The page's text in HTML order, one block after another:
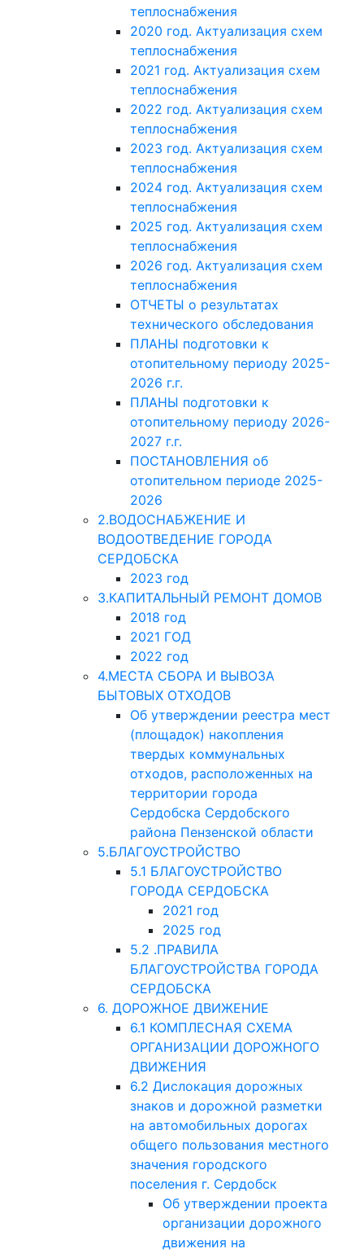
теплоснабжения
2020 год. Актуализация схем
теплоснабжения
2021 год. Актуализация схем
теплоснабжения
2022 год. Актуализация схем
теплоснабжения
2023 год. Актуализация схем
теплоснабжения
2024 год. Актуализация схем
теплоснабжения
2025 год. Актуализация схем
теплоснабжения
2026 год. Актуализация схем
теплоснабжения
ОТЧЕТЫ о результатах
технического обследования
ПЛАНЫ подготовки к
отопительному периоду 2025-
2026 г.г.
ПЛАНЫ подготовки к
отопительному периоду 2026-
2027 г.г.
ПОСТАНОВЛЕНИЯ об
отопительном периоде 2025-
2026
2.ВОДОСНАБЖЕНИЕ И
ВОДООТВЕДЕНИЕ ГОРОДА
СЕРДОБСКА
2023 год
3.КАПИТАЛЬНЫЙ РЕМОНТ ДОМОВ
2018 год
2021 ГОД
2022 год
4.МЕСТА СБОРА И ВЫВОЗА
БЫТОВЫХ ОТХОДОВ
Об утверждении реестра мест
(площадок) накопления
твердых коммунальных
отходов, расположенных на
территории города
Сердобска Сердобского
района Пензенской области
5.БЛАГОУСТРОЙСТВО
5.1 БЛАГОУСТРОЙСТВО
ГОРОДА СЕРДОБСКА
2021 год
2025 год
5.2 .ПРАВИЛА
БЛАГОУСТРОЙСТВА ГОРОДА
СЕРДОБСКА
6. ДОРОЖНОЕ ДВИЖЕНИЕ
6.1 КОМПЛЕСНАЯ СХЕМА
ОРГАНИЗАЦИИ ДОРОЖНОГО
ДВИЖЕНИЯ
6.2 Дислокация дорожных
знаков и дорожной разметки
на автомобильных дорогах
общего пользования местного
значения городского
поселения г. Сердобск
Об утверждении проекта
организации дорожного
движения на